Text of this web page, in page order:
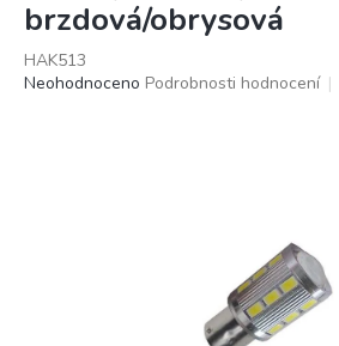
brzdová/obrysová
HAK513
Průměrné
Neohodnoceno Podrobnosti hodnocení